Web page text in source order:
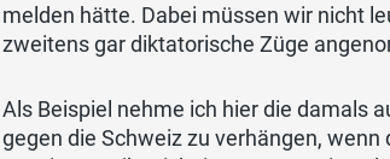
melden hätte. Dabei müssen wir nicht
zweitens gar diktatorische Züge
Als Beispiel nehme ich hier die damals
gegen die Schweiz zu verhängen,